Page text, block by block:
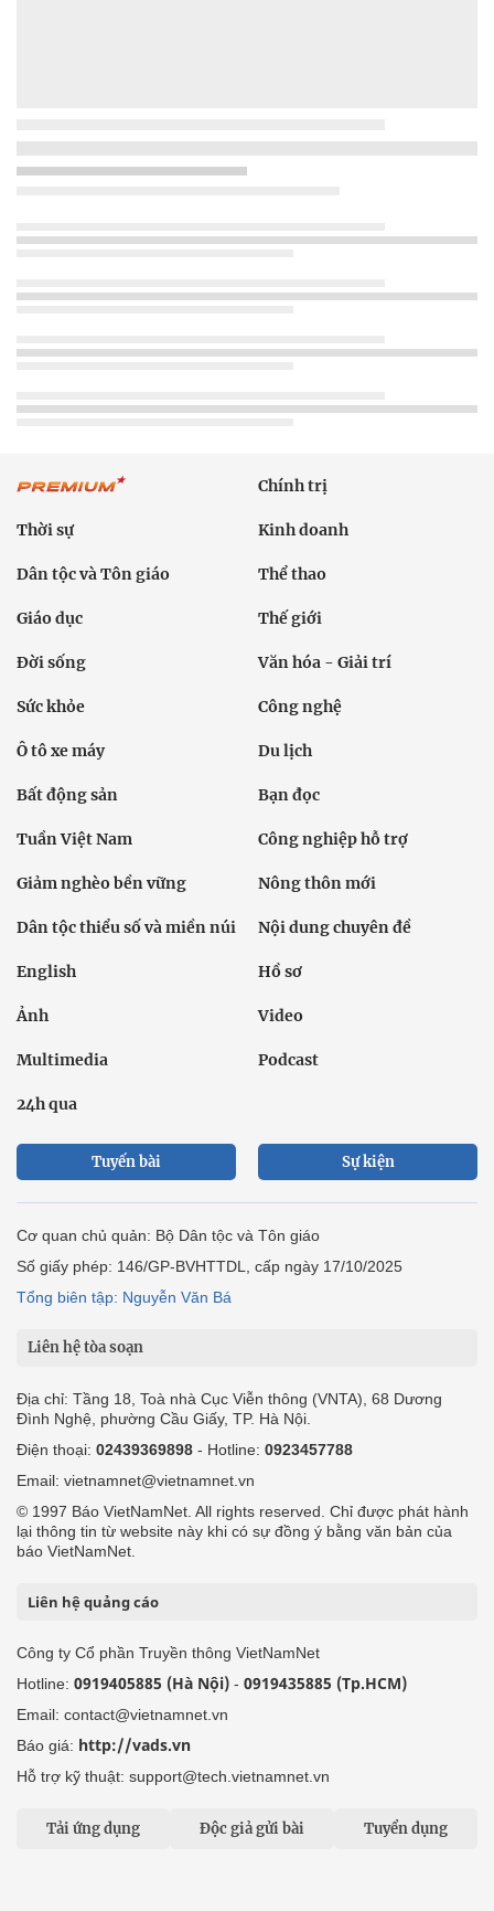
Chính trị
Thời sự Kinh doanh
Dân tộc và Tôn giáo Thể thao
Giáo dục Thế giới
Đời sống Văn hóa - Giải trí
Sức khỏe Công nghệ
Ô tô xe máy Du lịch
Bất động sản Bạn đọc
Tuần Việt Nam Công nghiệp hỗ trợ
Giảm nghèo bền vững Nông thôn mới
Dân tộc thiểu số và miền núi Nội dung chuyên đề
English Hồ sơ
Ảnh Video
Multimedia Podcast
24h qua
Tuyến bài Sự kiện
Cơ quan chủ quản: Bộ Dân tộc và Tôn giáo
Số giấy phép: 146/GP-BVHTTDL, cấp ngày 17/10/2025
Tổng biên tập: Nguyễn Văn Bá
Liên hệ tòa soạn
Địa chỉ: Tầng 18, Toà nhà Cục Viễn thông (VNTA), 68 Dương
Đình Nghệ, phường Cầu Giấy, TP. Hà Nội.
Điện thoại: 02439369898 - Hotline: 0923457788
Email: vietnamnet@vietnamnet.vn
© 1997 Báo VietNamNet. All rights reserved. Chỉ được phát hành
lại thông tin từ website này khi có sự đồng ý bằng văn bản của
báo VietNamNet.
Liên hệ quảng cáo
Công ty Cổ phần Truyền thông VietNamNet
Hotline: 0919405885 (Hà Nội) - 0919435885 (Tp.HCM)
Email: contact@vietnamnet.vn
Báo giá: http://vads.vn
Hỗ trợ kỹ thuật: support@tech.vietnamnet.vn
Tải ứng dụng Độc giả gửi bài Tuyển dụng